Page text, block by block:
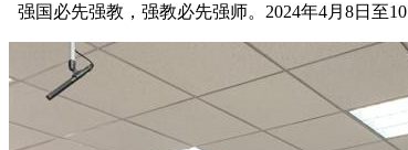
强国必先强教，强教必先强师。2024年4月8日至